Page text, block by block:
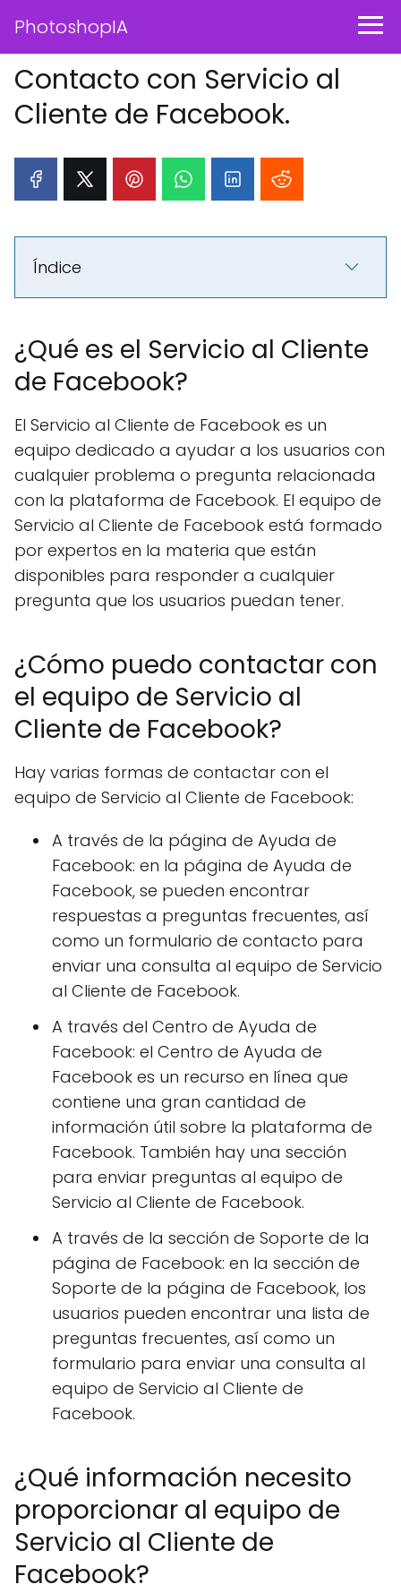
PhotoshopIA
Contacto con Servicio al
Cliente de Facebook.
Índice
¿Qué es el Servicio al Cliente
de Facebook?
El Servicio al Cliente de Facebook es un
equipo dedicado a ayudar a los usuarios con
cualquier problema o pregunta relacionada
con la plataforma de Facebook. El equipo de
Servicio al Cliente de Facebook está formado
por expertos en la materia que están
disponibles para responder a cualquier
pregunta que los usuarios puedan tener.
¿Cómo puedo contactar con
el equipo de Servicio al
Cliente de Facebook?
Hay varias formas de contactar con el
equipo de Servicio al Cliente de Facebook:
A través de la página de Ayuda de
Facebook: en la página de Ayuda de
Facebook, se pueden encontrar
respuestas a preguntas frecuentes, así
como un formulario de contacto para
enviar una consulta al equipo de Servicio
al Cliente de Facebook.
A través del Centro de Ayuda de
Facebook: el Centro de Ayuda de
Facebook es un recurso en línea que
contiene una gran cantidad de
información útil sobre la plataforma de
Facebook. También hay una sección
para enviar preguntas al equipo de
Servicio al Cliente de Facebook.
A través de la sección de Soporte de la
página de Facebook: en la sección de
Soporte de la página de Facebook, los
usuarios pueden encontrar una lista de
preguntas frecuentes, así como un
formulario para enviar una consulta al
equipo de Servicio al Cliente de
Facebook.
¿Qué información necesito
proporcionar al equipo de
Servicio al Cliente de
Facebook?